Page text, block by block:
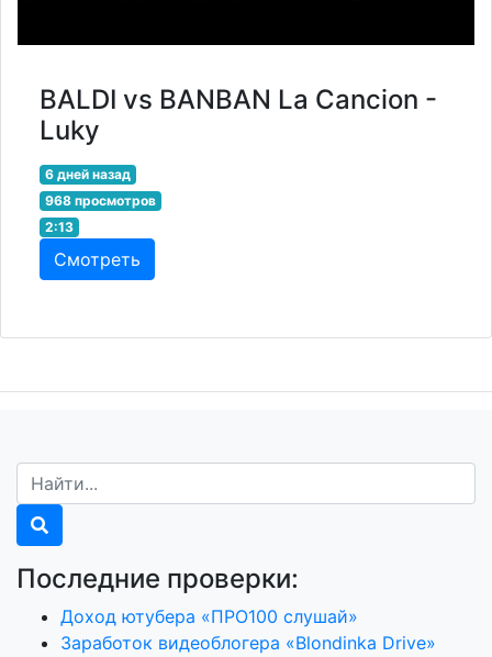
BALDI vs BANBAN La Cancion -
Luky
6 дней назад
968 просмотров
2:13
Смотреть
Последние проверки:
Доход ютубера «ПРО100 слушай»
Заработок видеоблогера «Blondinka Drive»